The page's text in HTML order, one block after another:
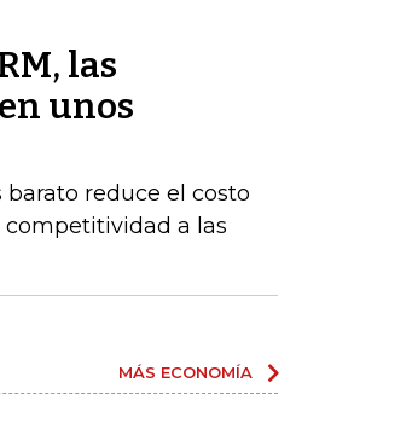
las
unos
reduce el costo
a las
MÁS ECONOMÍA